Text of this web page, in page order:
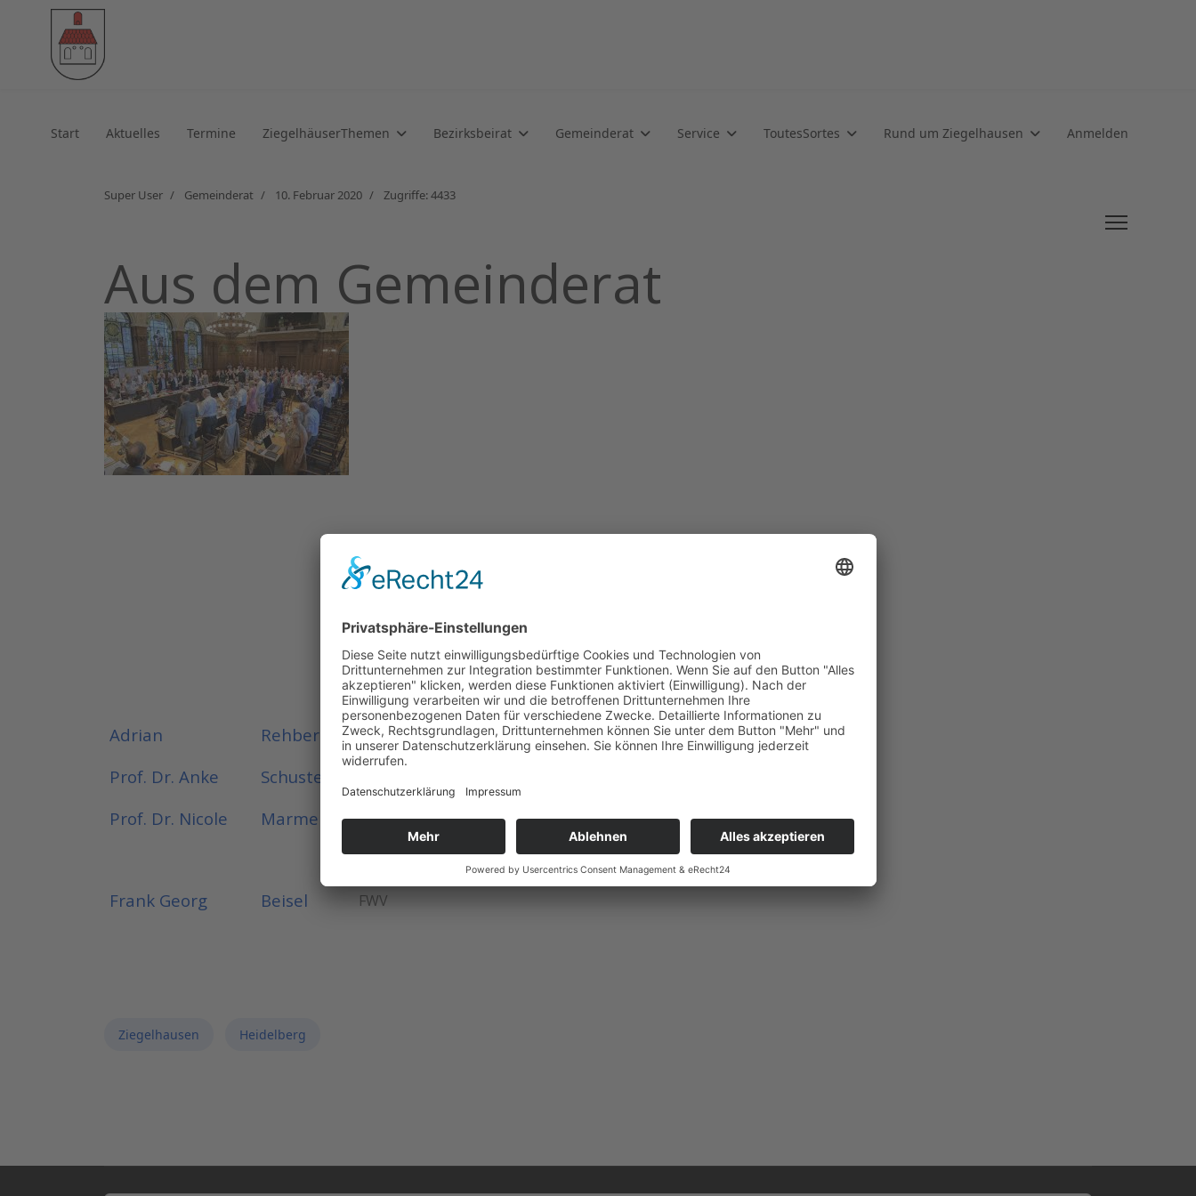
Start Aktuelles Termine ZiegelhäuserThemen Bezirksbeirat Gemeinderat Service ToutesSortes Rund um Ziegelhausen Anmelden
Super User Gemeinderat 10. Februar 2020 Zugriffe: 4433
Aus dem Gemeinderat
Adrian RehbergerSPD
Prof. Dr. Anke Schuster
Prof. Dr. Nicole Marme CDU
Frank Georg Beisel FWV
Ziegelhausen Heidelberg